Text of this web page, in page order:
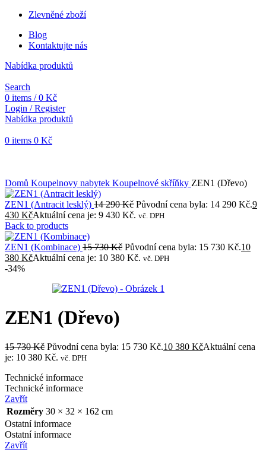
Zlevněné zboží
Blog
Kontaktujte nás
Nabídka produktů
Search
0 items / 0 Kč
Login / Register
Nabídka produktů
0 items 0 Kč
Domů Koupelnovy nabytek Koupelnové skříňky ZEN1 (Dřevo)
ZEN1 (Antracit lesklý) 14 290Kč Původní cena byla: 14 290 Kč.9
430 KčAktuální cena je: 9 430 Kč. vč. DPH
Back to products
ZEN1 (Kombinace) 15 730Kč Původní cena byla: 15 730 Kč.10
380 KčAktuální cena je: 10 380 Kč. vč. DPH
-34%
ZEN1 (Dřevo)
15 730Kč Původní cena byla: 15 730 Kč.10 380 KčAktuální cena
je: 10 380 Kč. vč. DPH
Technické informace
Technické informace
Zavřít
Rozměry 30 × 32 × 162 cm
Ostatní informace
Ostatní informace
Zavřít